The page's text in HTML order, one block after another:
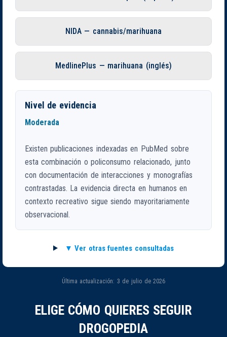
NIDA — cannabis/marihuana
MedlinePlus — marihuana (inglés)
Nivel de evidencia
Moderada
Existen publicaciones indexadas en PubMed sobre
esta combinación o policonsumo relacionado, junto
con documentación de interacciones y monografías
contrastadas. La evidencia directa en humanos en
contexto recreativo sigue siendo mayoritariamente
observacional.
Ver otras fuentes consultadas
Última actualización: 3 de julio de 2026
ELIGE CÓMO QUIERES SEGUIR
DROGOPEDIA